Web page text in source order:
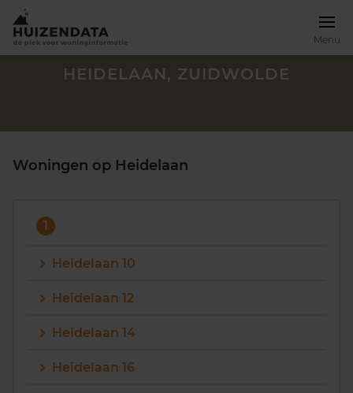
Menu
HEIDELAAN, ZUIDWOLDE
Woningen op Heidelaan
1
Heidelaan 10
Heidelaan 12
Heidelaan 14
Heidelaan 16